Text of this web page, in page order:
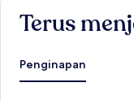
Terus
Penginapan